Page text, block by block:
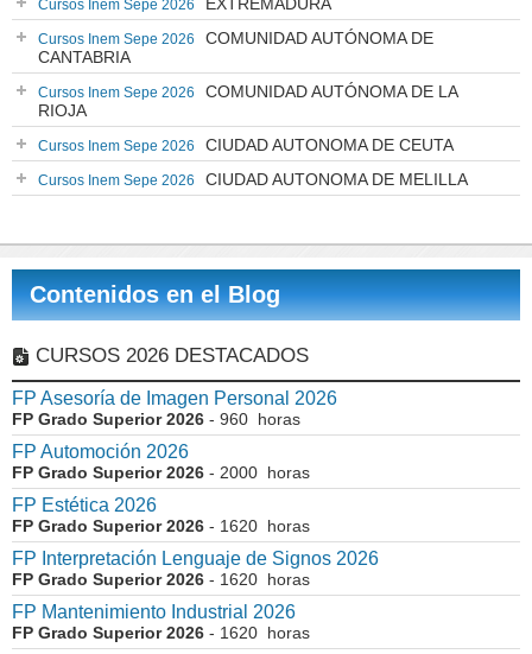
Cursos Inem Sepe 2026
Cursos Inem Sepe 2026
COMUNIDAD AUTÓNOMA DE
CANTABRIA
Cursos Inem Sepe 2026
COMUNIDAD AUTÓNOMA DE LA
RIOJA
Cursos Inem Sepe 2026 CIUDAD AUTONOMA DE CEUTA
Cursos Inem Sepe 2026 CIUDAD AUTONOMA DE MELILLA
Contenidos en el Blog
CURSOS 2026 DESTACADOS
FP Asesoría de Imagen Personal 2026
FP Grado Superior 2026 - 960 horas
FP Automoción 2026
FP Grado Superior 2026 - 2000 horas
FP Estética 2026
FP Grado Superior 2026 - 1620 horas
FP Interpretación Lenguaje de Signos 2026
FP Grado Superior 2026 - 1620 horas
FP Mantenimiento Industrial 2026
FP Grado Superior 2026 - 1620 horas